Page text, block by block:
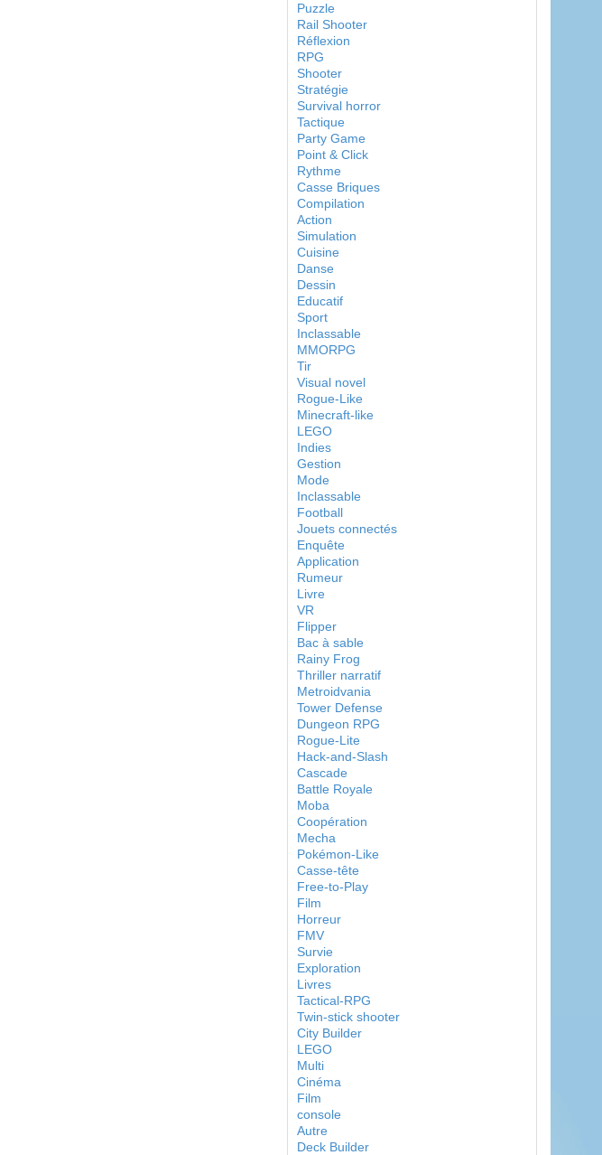
Puzzle
Rail Shooter
Réflexion
RPG
Shooter
Stratégie
Survival horror
Tactique
Party Game
Point & Click
Rythme
Casse Briques
Compilation
Action
Simulation
Cuisine
Danse
Dessin
Educatif
Sport
Inclassable
MMORPG
Tir
Visual novel
Rogue-Like
Minecraft-like
LEGO
Indies
Gestion
Mode
Inclassable
Football
Jouets connectés
Enquête
Application
Rumeur
Livre
VR
Flipper
Bac à sable
Rainy Frog
Thriller narratif
Metroidvania
Tower Defense
Dungeon RPG
Rogue-Lite
Hack-and-Slash
Cascade
Battle Royale
Moba
Coopération
Mecha
Pokémon-Like
Casse-tête
Free-to-Play
Film
Horreur
FMV
Survie
Exploration
Livres
Tactical-RPG
Twin-stick shooter
City Builder
LEGO
Multi
Cinéma
Film
console
Autre
Deck Builder